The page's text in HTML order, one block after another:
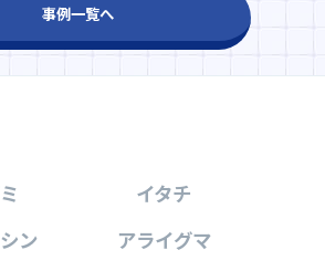
事例一覧へ
イタチ
ン
アライグマ